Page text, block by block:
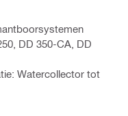
DD 350-CA, DD
Watercollector tot